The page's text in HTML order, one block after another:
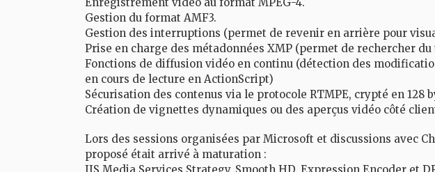
Gestion du format AMF3.
Gestion des interruptions (permet de revenir en arrière pour
Prise en charge des métadonnées XMP (permet de rechercher du
Fonctions de diffusion vidéo en continu (détection des
en cours de lecture en ActionScript)
Sécurisation des contenus via le protocole RTMPE, crypté en 128
Création de vignettes dynamiques ou des aperçus vidéo côté
Lors des sessions organisées par Microsoft et discussions avec
proposé était arrivé à maturation :